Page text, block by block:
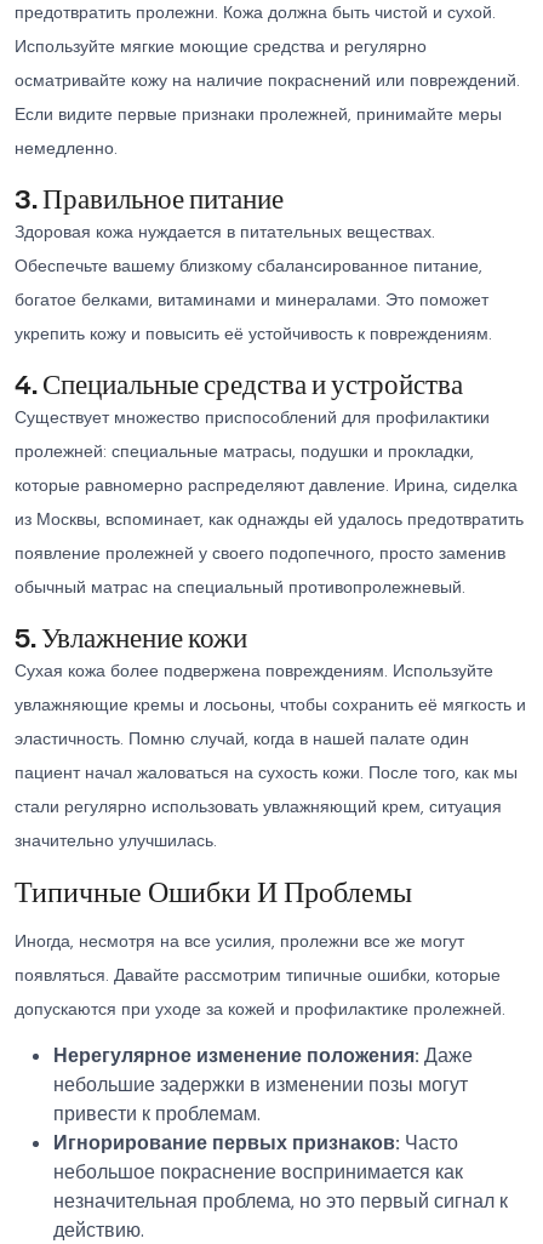
предотвратить пролежни. Кожа должна быть чистой и сухой.
Используйте мягкие моющие средства и регулярно
осматривайте кожу на наличие покраснений или повреждений.
Если видите первые признаки пролежней, принимайте меры
немедленно.
3. Правильное питание
Здоровая кожа нуждается в питательных веществах.
Обеспечьте вашему близкому сбалансированное питание,
богатое белками, витаминами и минералами. Это поможет
укрепить кожу и повысить её устойчивость к повреждениям.
4. Специальные средства и устройства
Существует множество приспособлений для профилактики
пролежней: специальные матрасы, подушки и прокладки,
которые равномерно распределяют давление. Ирина, сиделка
из Москвы, вспоминает, как однажды ей удалось предотвратить
появление пролежней у своего подопечного, просто заменив
обычный матрас на специальный противопролежневый.
5. Увлажнение кожи
Сухая кожа более подвержена повреждениям. Используйте
увлажняющие кремы и лосьоны, чтобы сохранить её мягкость и
эластичность. Помню случай, когда в нашей палате один
пациент начал жаловаться на сухость кожи. После того, как мы
стали регулярно использовать увлажняющий крем, ситуация
значительно улучшилась.
Типичные Ошибки И Проблемы
Иногда, несмотря на все усилия, пролежни все же могут
появляться. Давайте рассмотрим типичные ошибки, которые
допускаются при уходе за кожей и профилактике пролежней.
Нерегулярное изменение положения: Даже
небольшие задержки в изменении позы могут
привести к проблемам.
Игнорирование первых признаков: Часто
небольшое покраснение воспринимается как
незначительная проблема, но это первый сигнал к
действию.